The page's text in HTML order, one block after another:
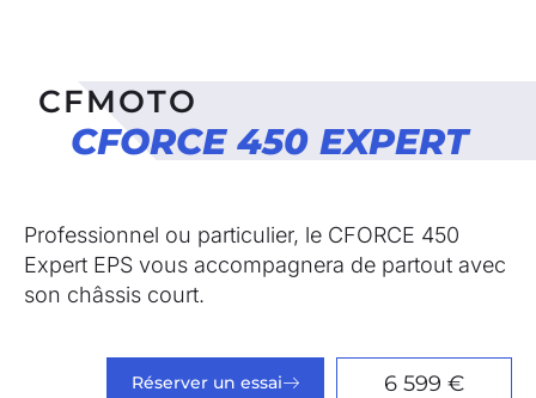
CFMOTO
CFORCE 450 EXPERT
Professionnel ou particulier, le CFORCE 450
Expert EPS vous accompagnera de partout avec
son châssis court.
Réserver un essai 6 599 €